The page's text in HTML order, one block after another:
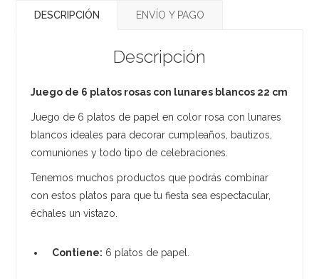
DESCRIPCIÓN ENVÍO Y PAGO
Descripción
Juego de 6 platos rosas con lunares blancos 22 cm
Juego de 6 platos de papel en color rosa con lunares
blancos ideales para decorar cumpleaños, bautizos,
comuniones y todo tipo de celebraciones.
Tenemos muchos productos que podrás combinar
con estos platos para que tu fiesta sea espectacular,
échales un vistazo.
Contiene: 6 platos de papel.